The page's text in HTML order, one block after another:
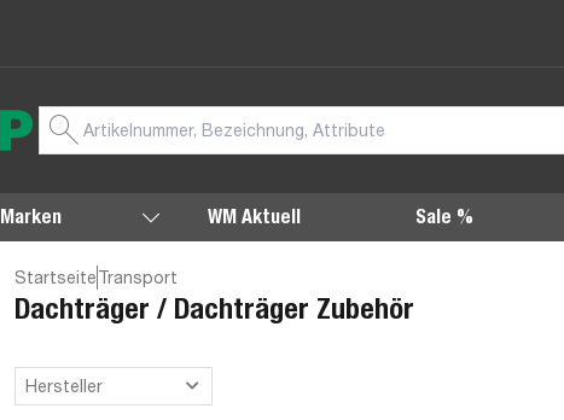
Marken WM Aktuell Sale %
StartseiteTransport
Dachträger / Dachträger Zubehör
Hersteller